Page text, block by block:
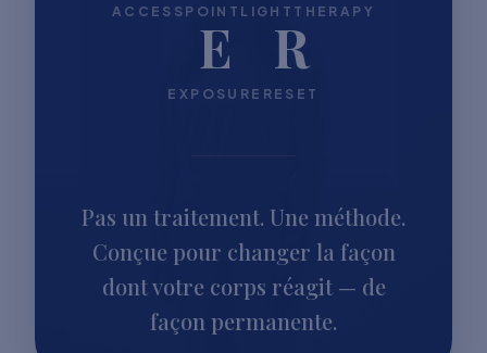
ACCESSPOINT LIGHT THERAPY
E
EXPOSURE
R
RESET
Pas un traitement. Une méthode.
Conçue pour changer la façon
dont votre corps réagit — de
façon permanente.